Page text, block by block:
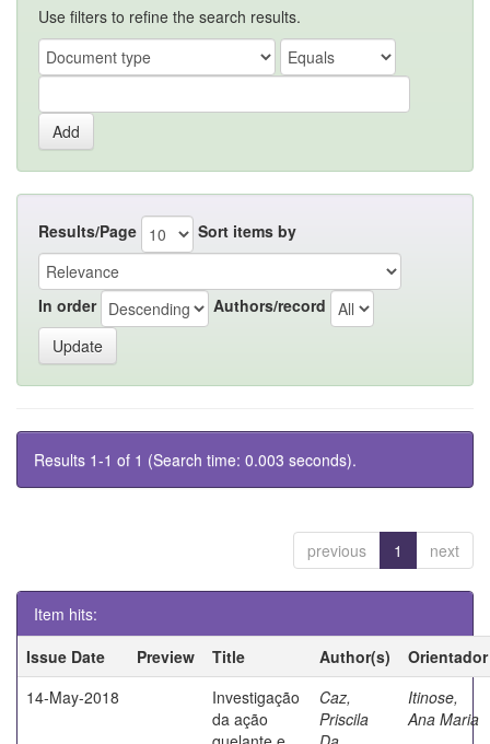
Use filters to refine the search results.
Results/Page Sort items by
In order Authors/record
Results 1-1 of 1 (Search time: 0.003 seconds).
previous 1 next
Item hits:
Issue Date
Preview Title Author(s)
Orientador
14-May-2018
Investigação
da ação
Caz,
Priscila
Itinose,
Ana Maria